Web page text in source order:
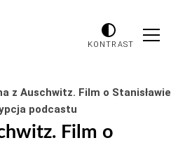
KONTRAST
z Auschwitz. Film o Stanisławie
podcastu
Film o